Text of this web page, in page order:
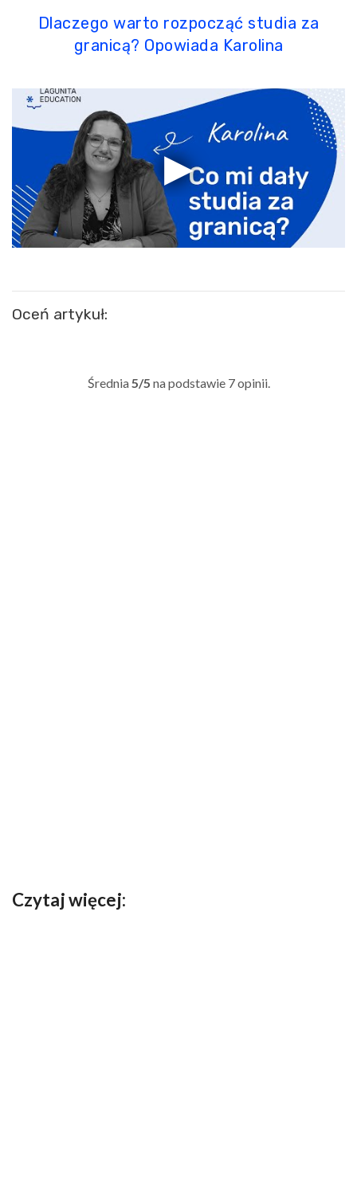
Dlaczego warto rozpocząć studia za
granicą? Opowiada Karolina
Oceń artykuł:
Średnia 5/5 na podstawie 7opinii.
Czytaj więcej: